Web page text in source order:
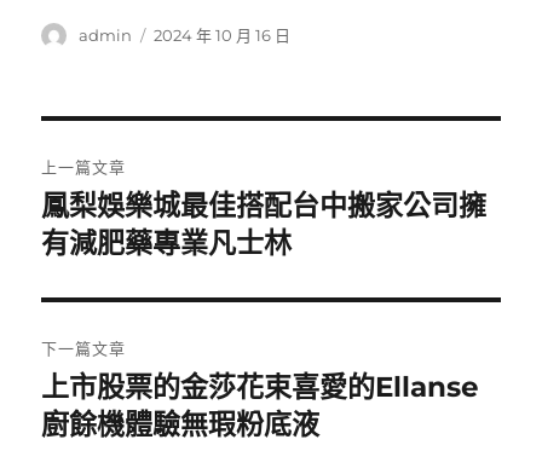
作
admin
發
2024 年 10 月 16 日
章
導
覽
上一篇文章
上
一
文
章:
鳳梨娛樂城最佳搭配台中搬家公司擁
有減肥藥專業凡士林
下一篇文章
下
一
上市股票的金莎花束喜愛的Ellanse
廚餘機體驗無瑕粉底液